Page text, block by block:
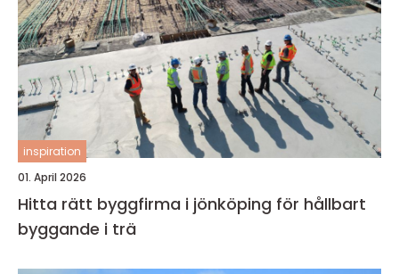
inspiration
01. April 2026
Hitta rätt byggfirma i jönköping för hållbart
byggande i trä